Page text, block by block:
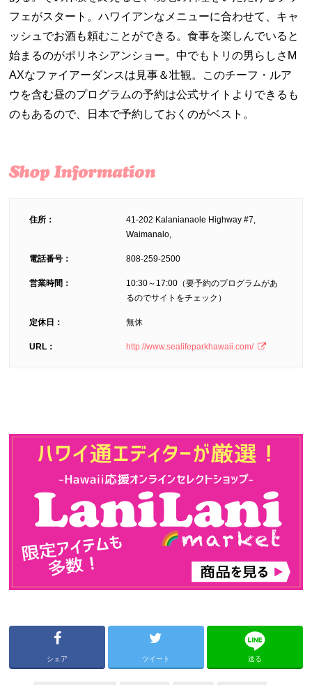
フェがスタート。ハワイアンなメニューに合わせて、キャ
ッシュでお酒も頼むことができる。食事を楽しんでいると
始まるのがポリネシアンショー。中でもトリの男らしさM
AXなファイアーダンスは見事＆壮観。このチーフ・ルア
ウを含む昼のプログラムの予約は公式サイトよりできるも
のもあるので、日本で予約しておくのがベスト。
住所：
41-202 Kalanianaole Highway #7,
Waimanalo,
電話番号： 808-259-2500
営業時間：
10:30～17:00（要予約のプログラムがあ
るのでサイトをチェック）
定休日： 無休
URL： http://www.sealifeparkhawaii.com/
シェア ツイート 送る